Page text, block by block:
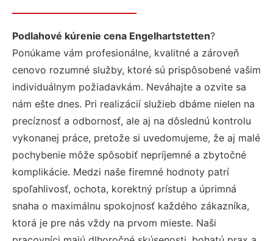
Podlahové kúrenie cena Engelhartstetten?
Ponúkame vám profesionálne, kvalitné a zároveň
cenovo rozumné služby, ktoré sú prispôsobené vašim
individuálnym požiadavkám. Neváhajte a ozvite sa
nám ešte dnes. Pri realizácií služieb dbáme nielen na
precíznosť a odbornosť, ale aj na dôslednú kontrolu
vykonanej práce, pretože si uvedomujeme, že aj malé
pochybenie môže spôsobiť nepríjemné a zbytočné
komplikácie. Medzi naše firemné hodnoty patrí
spoľahlivosť, ochota, korektný prístup a úprimná
snaha o maximálnu spokojnosť každého zákazníka,
ktorá je pre nás vždy na prvom mieste. Naši